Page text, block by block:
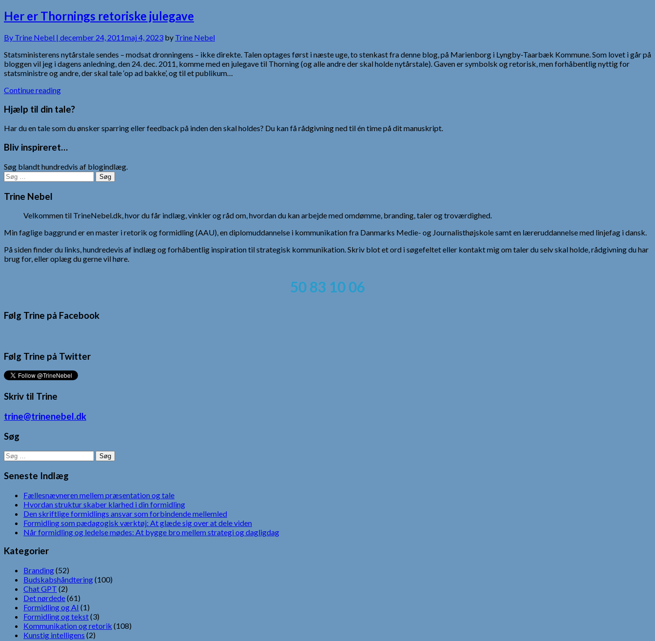
Her er Thornings retoriske julegave
By Trine Nebel | december 24, 2011maj 4, 2023 by Trine Nebel
Statsministerens nytårstale sendes – modsat dronningens – ikke direkte. Talen optages først i næste uge, to stenkast fra denne blog, på Marienborg i Lyngby-Taarbæk Kommune. Som lovet i går på
bloggen vil jeg i dagens anledning, den 24. dec. 2011, komme med en julegave til Thorning (og alle andre der skal holde nytårstale). Gaven er symbolsk og retorisk, men forhåbentlig nyttig for
statsministre og andre, der skal tale ‘op ad bakke’, og til et publikum…
Continue reading
Hjælp til din tale?
Har du en tale som du ønsker sparring eller feedback på inden den skal holdes? Du kan få rådgivning ned til én time på dit manuskript.
Bliv inspireret…
Søg blandt hundredvis af blogindlæg.
Søg
efter:
Trine Nebel
Velkommen til TrineNebel.dk, hvor du får indlæg, vinkler og råd om, hvordan du kan arbejde med omdømme, branding, taler og troværdighed.
Min faglige baggrund er en master i retorik og formidling (AAU), en diplomuddannelse i kommunikation fra Danmarks Medie- og Journalisthøjskole samt en læreruddannelse med linjefag i dansk.
På siden finder du links, hundredevis af indlæg og forhåbentlig inspiration til strategisk kommunikation. Skriv blot et ord i søgefeltet eller kontakt mig om taler du selv skal holde, rådgivning du har
brug for, eller oplæg du gerne vil høre.
50 83 10 06
Følg Trine på Facebook
Følg Trine på Twitter
Skriv til Trine
trine@trinenebel.dk
Søg
Søg
efter:
Seneste Indlæg
Fællesnævneren mellem præsentation og tale
Hvordan struktur skaber klarhed i din formidling
Den skriftlige formidlings ansvar som forbindende mellemled
Formidling som pædagogisk værktøj: At glæde sig over at dele viden
Når formidling og ledelse mødes: At bygge bro mellem strategi og dagligdag
Kategorier
Branding(52)
Budskabshåndtering(100)
Chat GPT (2)
Det nørdede(61)
Formidling og AI (1)
Formidling og tekst(3)
Kommunikation og retorik (108)
Kunstig intelligens (2)